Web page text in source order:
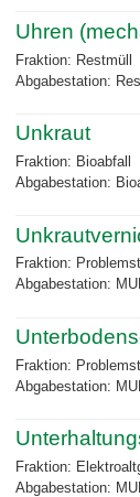
Uhren
Fraktion: Restmüll
Abgabestation:
Unkraut
Fraktion: Bioabfall
Abgabestation:
Fraktion:
Abgabestation:
Fraktion:
Abgabestation:
Fraktion:
Abgabestation: